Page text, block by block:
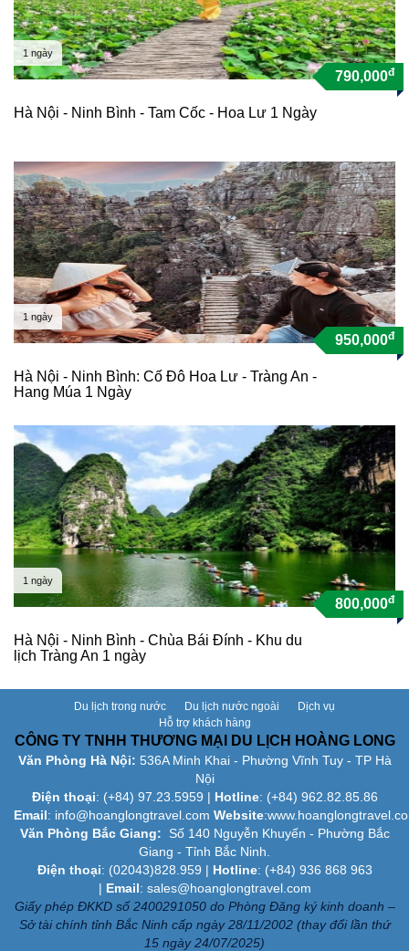
1 ngày
790,000đ
Hà Nội - Ninh Bình - Tam Cốc - Hoa Lư 1 Ngày
1 ngày
950,000đ
Hà Nội - Ninh Bình: Cố Đô Hoa Lư - Tràng An -
Hang Múa 1 Ngày
1 ngày
800,000đ
Hà Nội - Ninh Bình - Chùa Bái Đính - Khu du
lịch Tràng An 1 ngày
Du lịch trong nước Du lịch nước ngoài
Dịch vụ
Hỗ trợ khách hàng
CÔNG TY TNHH THƯƠNG MẠI DU LỊCH HOÀNG LONG
Văn Phòng Hà Nội: 536A Minh Khai - Phường Vĩnh Tuy - TP Hà
Nội
Điện thoại: (+84) 97.23.5959 | Hotline: (+84) 962.82.85.86
Email: info@hoanglongtravel.com Website:www.
Văn Phòng Bắc Giang: Số 140 Nguyễn Khuyến - Phường Bắc
Giang - Tỉnh Bắc Ninh.
Điện thoại: (02043)828.959 | Hotline: (+84) 936 868 963
| Email: sales@hoanglongtravel.com
Giấy phép ĐKKD số 2400291050 do Phòng Đăng ký kinh doanh –
Sở tài chính tỉnh Bắc Ninh cấp ngày 28/11/2002 (thay đổi lần thứ
15 ngày 24/07/2025)